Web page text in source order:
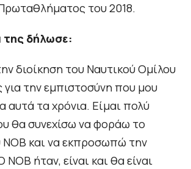
του 2018.
της δήλωσε:
διοίκηση του Ναυτικού Ομίλου
για την εμπιστοσύνη που μου
αυτά τα χρόνια. Είμαι πολύ
θα συνεχίσω να φοράω το
ΝΟΒ και να εκπροσωπώ την
ΝΟΒ ήταν, είναι και θα είναι